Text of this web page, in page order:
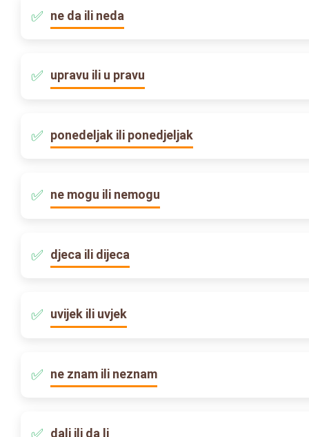
ne da ili neda
upravu ili u pravu
ponedeljak ili ponedjeljak
ne mogu ili nemogu
djeca ili dijeca
uvijek ili uvjek
ne znam ili neznam
dali ili da li